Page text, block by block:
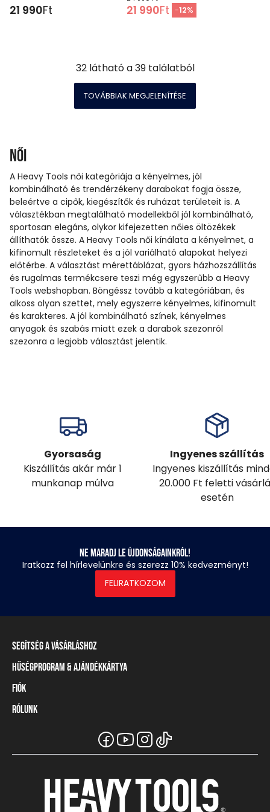
21 990Ft 21 990Ft -12%
32látható a39találatból
TOVÁBBIAK MEGJELENÍTÉSE
Női
A Heavy Tools női kategóriája a kényelmes, jól
kombinálható és trendérzékeny darabokat fogja össze,
beleértve a cipők, kiegészítők és ruházat területeit is. A
választékban megtalálható modellekből jól kombinálható,
sportosan elegáns, olykor kifejezetten nőies öltözékek
állíthatók össze. A Heavy Tools női kínálata a kényelmet, a
kifinomult részleteket és a jól variálható alapokat helyezi
előtérbe. A választást mérettáblázat, gyors házhozszállítás
és rugalmas termékcsere teszi még egyszerűbb a Heavy
Tools webshopban. Böngéssz tovább a kategóriában, és
alkoss olyan szettet, mely egyszerre kényelmes, kifinomult
és karakteres. A jól kombinálható színek, kényelmes
anyagok és szabás miatt ezek a darabok szezonról
szezonra a legjobb választást jelentik.
Gyorsaság
Kiszállítás akár már 1
munkanap múlva
Ingyenes szállítás
Ingyenes kiszállítás
20.000 Ft feletti
esetén
Ne maradj le újdonságainkról!
Iratkozz fel hírlevelünkre és szerezz 10% kedvezményt!
FELIRATKOZOM
Segítség a vásárláshoz
Szállítási információ
Fizetési módok
Mérettáblázat
Üzleteink és viszonteladók
Gyakori kérdések (GYIK)
Hűségprogram & Ajándékkártya
Törzsvásárlói program
Ajándékkártya
Fiók
Belépés / Regisztráció
Rólunk
A Heavy Tools márka
Viszonteladói információ
Széchenyi Terv Plusz